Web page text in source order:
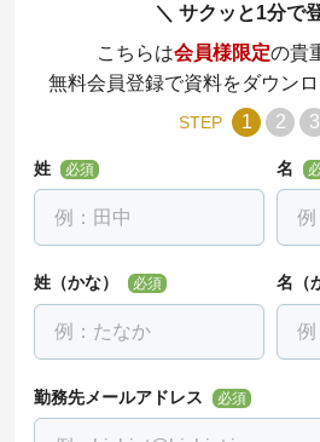
サクッと1分で
こちらは会員様限定の貴
無料会員登録で資料をダウンロ
STEP 1 2 3
姓 必須 名
姓（かな） 必須 名（
勤務先メールアドレス 必須